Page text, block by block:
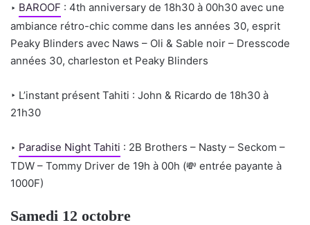
‣ BAROOF : 4th anniversary de 18h30 à 00h30 avec une
ambiance rétro-chic comme dans les années 30, esprit
Peaky Blinders avec Naws – Oli & Sable noir – Dresscode
années 30, charleston et Peaky Blinders
‣ L’instant présent Tahiti : John & Ricardo de 18h30 à
21h30
‣ Paradise Night Tahiti : 2B Brothers – Nasty – Seckom –
TDW – Tommy Driver de 19h à 00h (💸 entrée payante à
1000F)
Samedi 12 octobre